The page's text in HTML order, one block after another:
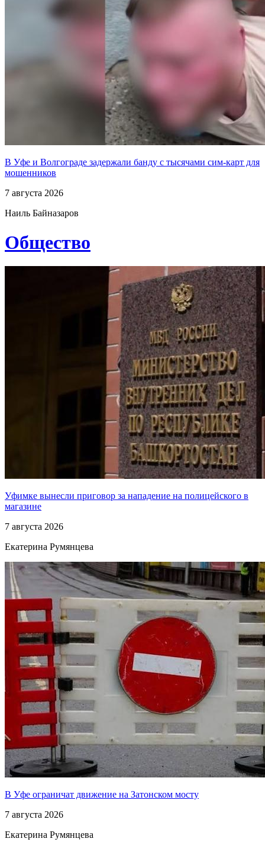
В Уфе и Волгограде задержали банду с тысячами сим-карт для
мошенников
7 августа 2026
Наиль Байназаров
Общество
Уфимке вынесли приговор за нападение на полицейского в
магазине
7 августа 2026
Екатерина Румянцева
В Уфе ограничат движение на Затонском мосту
7 августа 2026
Екатерина Румянцева